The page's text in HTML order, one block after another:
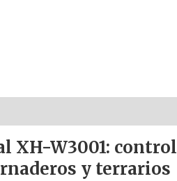
W3001:
y terrarios